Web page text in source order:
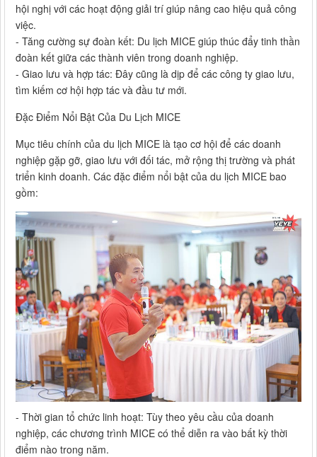
hội nghị với các hoạt động giải trí giúp nâng cao hiệu quả công
việc.
- Tăng cường sự đoàn kết: Du lịch MICE giúp thúc đẩy tinh thần
đoàn kết giữa các thành viên trong doanh nghiệp.
- Giao lưu và hợp tác: Đây cũng là dịp để các công ty giao lưu,
tìm kiếm cơ hội hợp tác và đầu tư mới.
Đặc Điểm Nổi Bật Của Du Lịch MICE
Mục tiêu chính của du lịch MICE là tạo cơ hội để các doanh
nghiệp gặp gỡ, giao lưu với đối tác, mở rộng thị trường và phát
triển kinh doanh. Các đặc điểm nổi bật của du lịch MICE bao
gồm:
- Thời gian tổ chức linh hoạt: Tùy theo yêu cầu của doanh
nghiệp, các chương trình MICE có thể diễn ra vào bất kỳ thời
điểm nào trong năm.